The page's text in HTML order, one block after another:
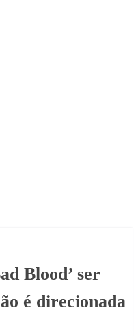
Blood’ ser
é direcionada